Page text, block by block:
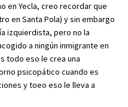
en Yecla, creo recordar que
en Santa Pola) y sin embargo
izquierdista, pero no la
a ningún inmigrante en
todo eso le crea una
psicopático cuando es
y toeo eso le lleva a